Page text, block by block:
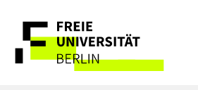
direkt
Inhalt
Service-
Navigation